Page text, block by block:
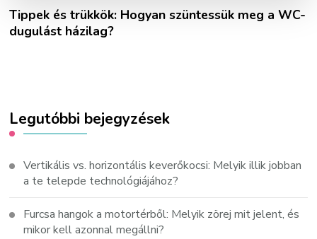
Tippek és trükkök: Hogyan szüntessük meg a WC-
dugulást házilag?
Legutóbbi bejegyzések
Vertikális vs. horizontális keverőkocsi: Melyik illik jobban
a te telepde technológiájához?
Furcsa hangok a motortérből: Melyik zörej mit jelent, és
mikor kell azonnal megállni?